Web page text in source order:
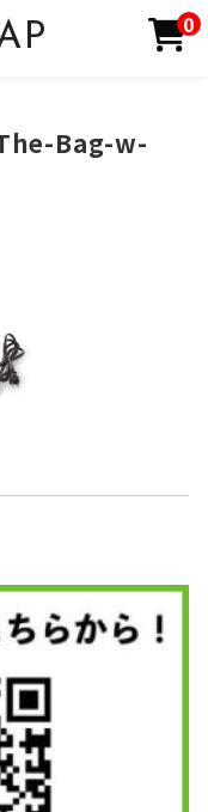
0
Bag-w-